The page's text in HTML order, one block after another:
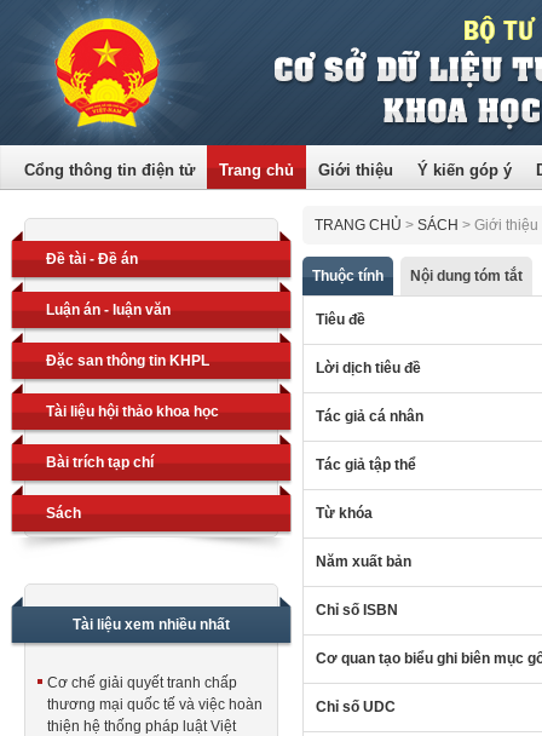
Cổng thông tin điện tử Trang chủ Giới thiệu Ý kiến góp ý
Đề tài - Đề án
Luận án - luận văn
Đặc san thông tin KHPL
Tài liệu hội thảo khoa học
Bài trích tạp chí
Sách
Tài liệu xem nhiều nhất
Cơ chế giải quyết tranh chấp
thương mại quốc tế và việc hoàn
thiện hệ thống pháp luật Việt
TRANG CHỦ > SÁCH > Giới thiệu
Thuộc tính Nội dung tóm tắt
Tiêu đề
Lời dịch tiêu đề
Tác giả cá nhân
Tác giả tập thể
Từ khóa
Năm xuất bản
Chỉ số ISBN
Cơ quan tạo biểu ghi biên mục
Chỉ số UDC